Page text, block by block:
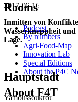
Rooms
Podcast
By numbers
Agri-Food-Map
Innovation Lab
Special Editions
About the P4C
About F4T
2017-06-16
Inmitten von
Wasserknappheit und
Lage.
Hauptstadt
Yamoussoukrou